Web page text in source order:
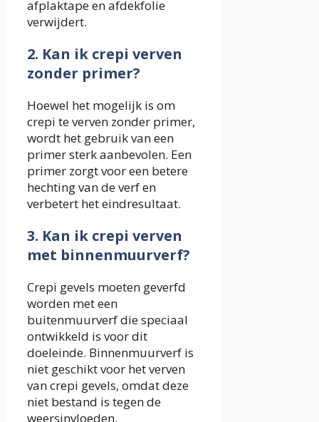
afplaktape en afdekfolie
verwijdert.
2. Kan ik crepi verven
zonder primer?
Hoewel het mogelijk is om
crepi te verven zonder primer,
wordt het gebruik van een
primer sterk aanbevolen. Een
primer zorgt voor een betere
hechting van de verf en
verbetert het eindresultaat.
3. Kan ik crepi verven
met binnenmuurverf?
Crepi gevels moeten geverfd
worden met een
buitenmuurverf die speciaal
ontwikkeld is voor dit
doeleinde. Binnenmuurverf is
niet geschikt voor het verven
van crepi gevels, omdat deze
niet bestand is tegen de
weersinvloeden.